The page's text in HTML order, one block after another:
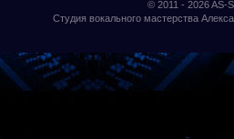
© 2011 - 2026AS-
Студия вокального мастерства